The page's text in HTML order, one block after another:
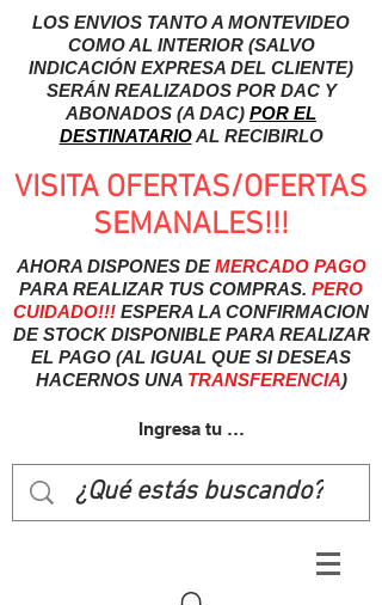
LOS ENVIOS TANTO A MONTEVIDEO
COMO AL INTERIOR (SALVO
INDICACIÓN EXPRESA DEL CLIENTE)
SERÁN REALIZADOS POR DAC Y
ABONADOS (A DAC) POR EL
DESTINATARIOAL RECIBIRLO
VISITA OFERTAS/OFERTAS
SEMANALES!!!
AHORA DISPONES DEMERCADO PAGO
PARA REALIZAR TUS COMPRAS. PERO
CUIDADO!!! ESPERA LA CONFIRMACION
DE STOCK DISPONIBLE PARA REALIZAR
EL PAGO (AL IGUAL QUE SI DESEAS
HACERNOS UNA TRANSFERENCIA)
Ingresa tu usuairo